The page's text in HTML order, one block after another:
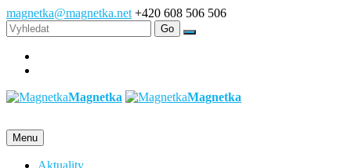
magnetka@magnetka.net +420 608 506 506
Magnetka Magnetka
Menu
Aktuality